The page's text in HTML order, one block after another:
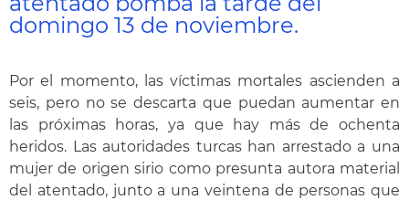
domingo 13 de noviembre.
Por el momento, las víctimas mortales ascienden a
seis, pero no se descarta que puedan aumentar en
las próximas horas, ya que hay más de ochenta
heridos. Las autoridades turcas han arrestado a una
mujer de origen sirio como presunta autora material
del atentado, junto a una veintena de personas que